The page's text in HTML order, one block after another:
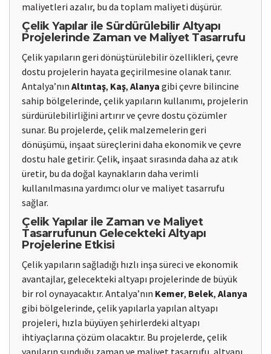
maliyetleri azalır, bu da toplam maliyeti düşürür.
Çelik Yapılar ile Sürdürülebilir Altyapı
Projelerinde Zaman ve Maliyet Tasarrufu
Çelik yapıların geri dönüştürülebilir özellikleri, çevre
dostu projelerin hayata geçirilmesine olanak tanır.
Antalya’nın Altıntaş, Kaş, Alanya gibi çevre bilincine
sahip bölgelerinde, çelik yapıların kullanımı, projelerin
sürdürülebilirliğini artırır ve çevre dostu çözümler
sunar. Bu projelerde, çelik malzemelerin geri
dönüşümü, inşaat süreçlerini daha ekonomik ve çevre
dostu hale getirir. Çelik, inşaat sırasında daha az atık
üretir, bu da doğal kaynakların daha verimli
kullanılmasına yardımcı olur ve maliyet tasarrufu
sağlar.
Çelik Yapılar ile Zaman ve Maliyet
Tasarrufunun Gelecekteki Altyapı
Projelerine Etkisi
Çelik yapıların sağladığı hızlı inşa süreci ve ekonomik
avantajlar, gelecekteki altyapı projelerinde de büyük
bir rol oynayacaktır. Antalya’nın Kemer, Belek, Alanya
gibi bölgelerinde, çelik yapılarla yapılan altyapı
projeleri, hızla büyüyen şehirlerdeki altyapı
ihtiyaçlarına çözüm olacaktır. Bu projelerde, çelik